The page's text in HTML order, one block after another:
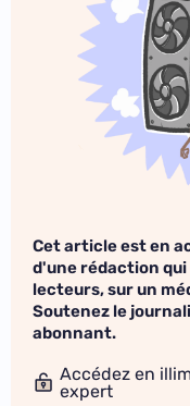
Cet article est en
d'une rédaction
lecteurs, sur un
Soutenez le
abonnant.
Accédez en
expert